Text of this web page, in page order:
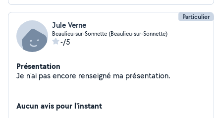
Particulier
Jule Verne
Beaulieu-sur-Sonnette (Beaulieu-sur-Sonnette)
-/5
Présentation
Je n'ai pas encore renseigné ma présentation.
Aucun avis pour l'instant